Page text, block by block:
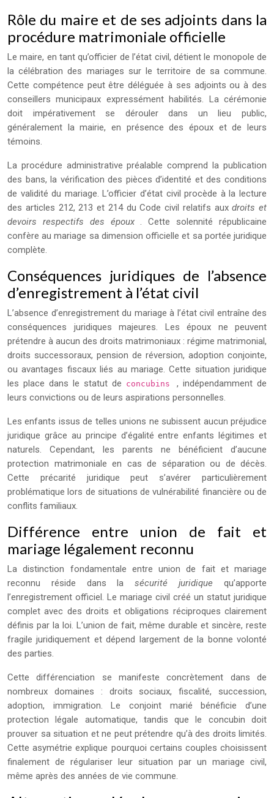
Rôle du maire et de ses adjoints dans la
procédure matrimoniale officielle
Le maire, en tant qu’officier de l’état civil, détient le monopole de
la célébration des mariages sur le territoire de sa commune.
Cette compétence peut être déléguée à ses adjoints ou à des
conseillers municipaux expressément habilités. La cérémonie
doit impérativement se dérouler dans un lieu public,
généralement la mairie, en présence des époux et de leurs
témoins.
La procédure administrative préalable comprend la publication
des bans, la vérification des pièces d’identité et des conditions
de validité du mariage. L’officier d’état civil procède à la lecture
des articles 212, 213 et 214 du Code civil relatifs auxdroits et
devoirs respectifs des époux . Cette solennité républicaine
confère au mariage sa dimension officielle et sa portée juridique
complète.
Conséquences juridiques de l’absence
d’enregistrement à l’état civil
L’absence d’enregistrement du mariage à l’état civil entraîne des
conséquences juridiques majeures. Les époux ne peuvent
prétendre à aucun des droits matrimoniaux : régime matrimonial,
droits successoraux, pension de réversion, adoption conjointe,
ou avantages fiscaux liés au mariage. Cette situation juridique
les place dans le statut de concubins , indépendamment de
leurs convictions ou de leurs aspirations personnelles.
Les enfants issus de telles unions ne subissent aucun préjudice
juridique grâce au principe d’égalité entre enfants légitimes et
naturels. Cependant, les parents ne bénéficient d’aucune
protection matrimoniale en cas de séparation ou de décès.
Cette précarité juridique peut s’avérer particulièrement
problématique lors de situations de vulnérabilité financière ou de
conflits familiaux.
Différence entre union de fait et
mariage légalement reconnu
La distinction fondamentale entre union de fait et mariage
reconnu réside dans lasécurité juridiquequ’apporte
l’enregistrement officiel. Le mariage civil créé un statut juridique
complet avec des droits et obligations réciproques clairement
définis par la loi. L’union de fait, même durable et sincère, reste
fragile juridiquement et dépend largement de la bonne volonté
des parties.
Cette différenciation se manifeste concrètement dans de
nombreux domaines : droits sociaux, fiscalité, succession,
adoption, immigration. Le conjoint marié bénéficie d’une
protection légale automatique, tandis que le concubin doit
prouver sa situation et ne peut prétendre qu’à des droits limités.
Cette asymétrie explique pourquoi certains couples choisissent
finalement de régulariser leur situation par un mariage civil,
même après des années de vie commune.